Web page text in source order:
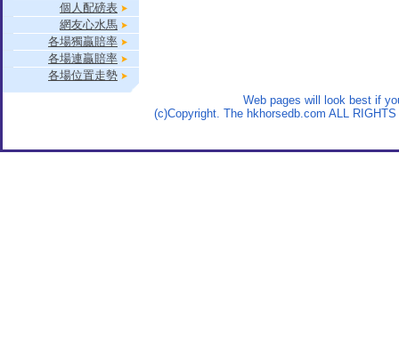
個人配磅表
網友心水馬
各場獨贏賠率
各場連贏賠率
各場位置走勢
Web pages will look best if
(c)Copyright. The hkhorsedb.com ALL